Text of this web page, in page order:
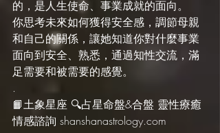
的，是人生使命、事業成就的面向。
你思考未來如何獲得安全感，調節母親
和自己的關係，讓她知道你對什麼事業
面向到安全、熟悉，通過知性交流，滿
足需要和被需要的感覺。
.
📙土象星座 🔍占星命盤&合盤 靈性療癒
情感諮詢 shanshanastrology.com